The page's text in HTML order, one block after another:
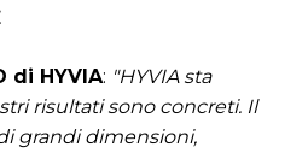
di HYVIA: "HYVIA sta
risultati sono concreti. Il
grandi dimensioni,